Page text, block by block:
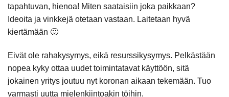
tapahtuvan, hienoa! Miten saataisiin joka paikkaan?
Ideoita ja vinkkejä otetaan vastaan. Laitetaan hyvä
kiertämään 🙂
Eivät ole rahakysymys, eikä resurssikysymys. Pelkästään
nopea kyky ottaa uudet toimintatavat käyttöön, sitä
jokainen yritys joutuu nyt koronan aikaan tekemään. Tuo
varmasti uutta mielenkiintoakin töihin.